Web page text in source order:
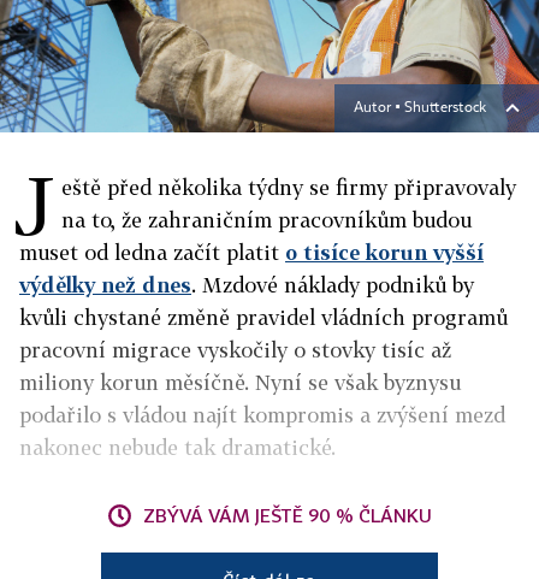
Autor ▪ Shutterstock
J eště před několika týdny se firmy připravovaly
na to, že zahraničním pracovníkům budou
muset od ledna začít platit o tisíce korun vyšší
výdělky než dnes. Mzdové náklady podniků by
kvůli chystané změně pravidel vládních programů
pracovní migrace vyskočily o stovky tisíc až
miliony korun měsíčně. Nyní se však byznysu
podařilo s vládou najít kompromis a zvýšení mezd
nakonec nebude tak dramatické.
ZBÝVÁ VÁM JEŠTĚ 90 % ČLÁNKU